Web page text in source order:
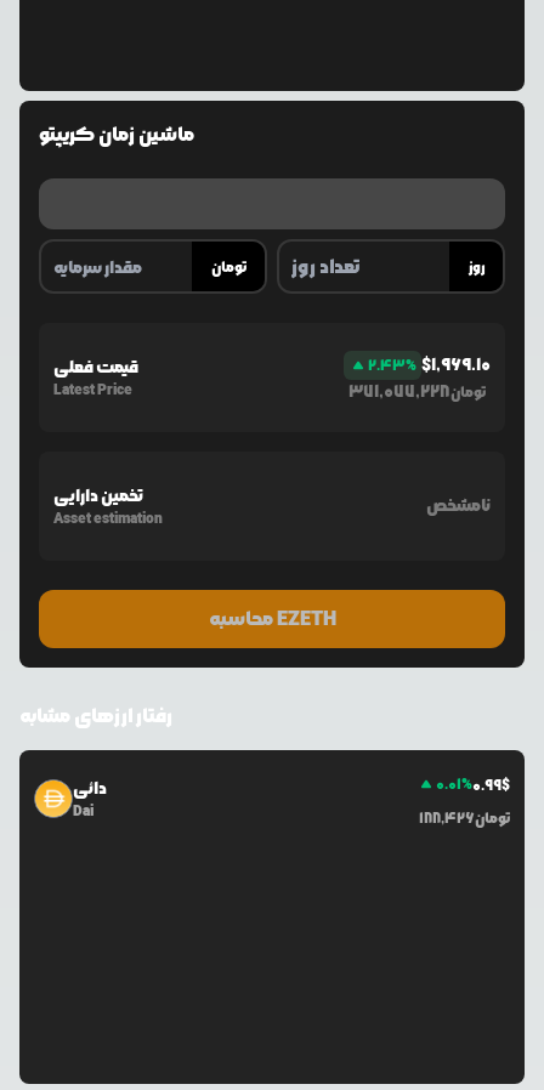
ماشین زمان کریپتو
تومان روز
قیمت فعلی
Latest Price
2.43% $1,969.10
371,077,228تومان
تخمین دارایی
Asset estimation
نامشخص
محاسبه EZETH
رفتار ارزهای مشابه
دائی
Dai
0.01%0.99$
188,426تومان